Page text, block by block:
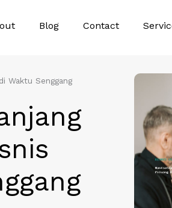
Blog Contact
Waktu Senggang